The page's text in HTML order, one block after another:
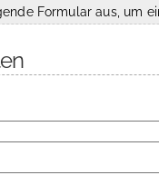
Formular aus, um